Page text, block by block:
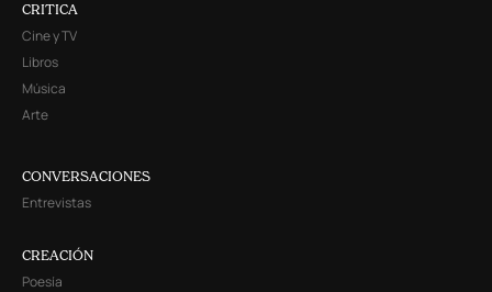
CRITICA
Cine y TV
Libros
Música
Arte
CONVERSACIONES
Entrevistas
CREACIÓN
Poesía